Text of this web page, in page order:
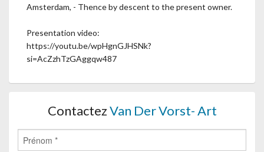
Amsterdam, - Thence by descent to the present owner.
Presentation video:
https://youtu.be/wpHgnGJHSNk?
si=AcZzhTzGAggqw487
ContactezVan Der Vorst- Art